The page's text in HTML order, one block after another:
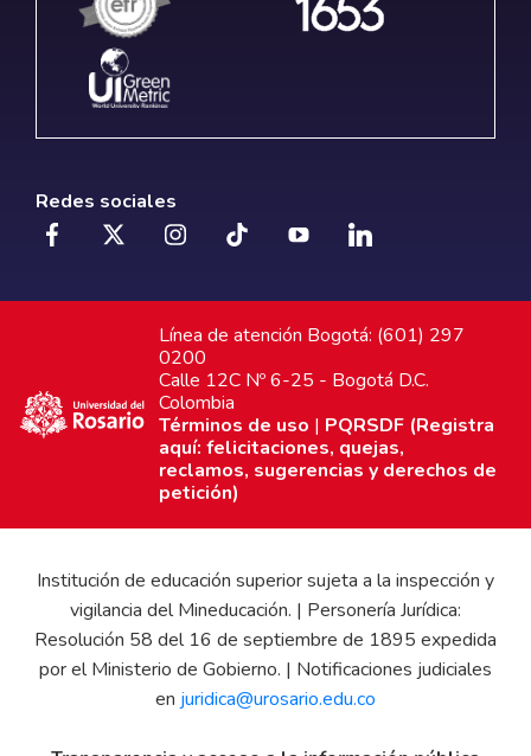
Redes sociales
Línea de atención Bogotá: (601) 297
0200
Calle 12C Nº 6-25 - Bogotá D.C.
Colombia
Términos de uso | PQRSDF (Registra
aquí: felicitaciones, quejas,
reclamos, sugerencias y derechos de
petición)
Institución de educación superior sujeta a la inspección y
vigilancia del Mineducación. | Personería Jurídica:
Resolución 58 del 16 de septiembre de 1895 expedida
por el Ministerio de Gobierno. | Notificaciones judiciales
en juridica@urosario.edu.co